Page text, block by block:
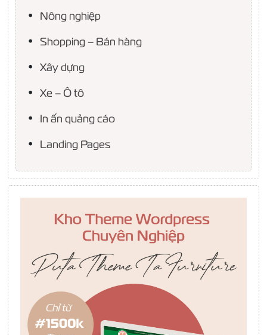
Nông nghiệp
Shopping – Bán hàng
Xây dựng
Xe – Ô tô
In ấn quảng cáo
Landing Pages